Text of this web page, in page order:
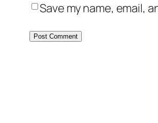
Save my name, email,